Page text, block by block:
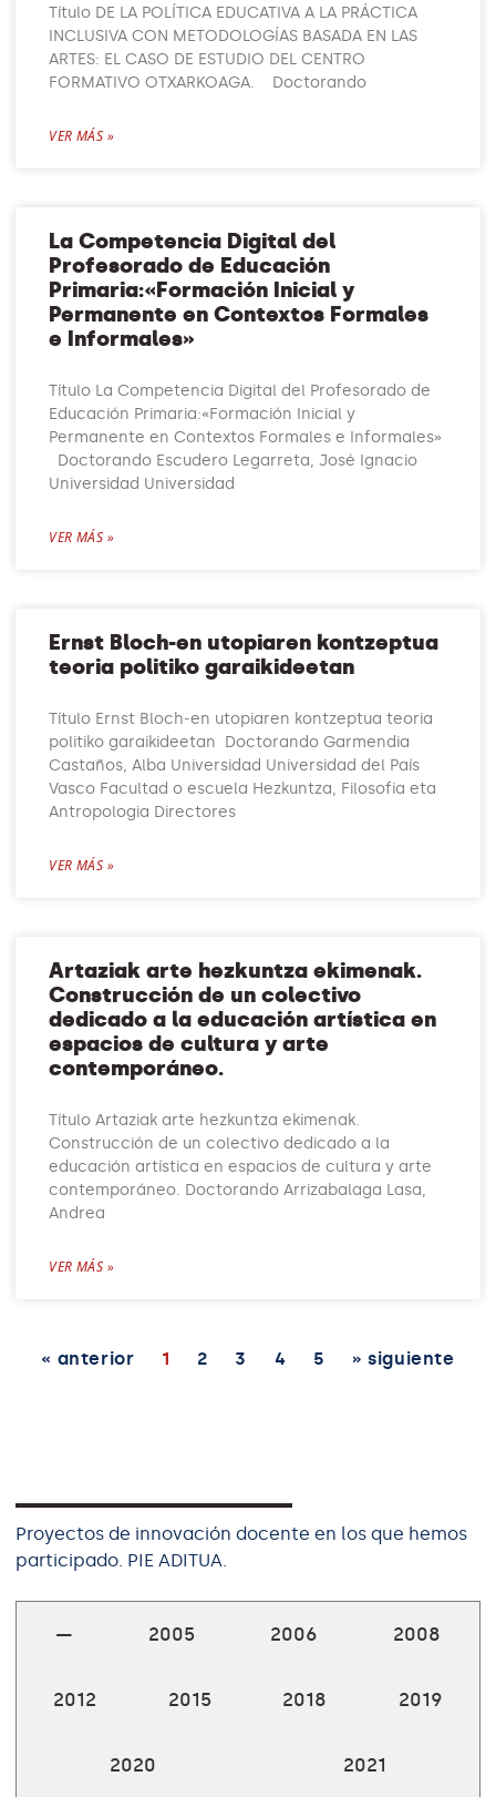
Título DE LA POLÍTICA EDUCATIVA A LA PRÁCTICA
INCLUSIVA CON METODOLOGÍAS BASADA EN LAS
ARTES: EL CASO DE ESTUDIO DEL CENTRO
FORMATIVO OTXARKOAGA. Doctorando
VER MÁS »
La Competencia Digital del
Profesorado de Educación
Primaria:«Formación Inicial y
Permanente en Contextos Formales
e Informales»
Título La Competencia Digital del Profesorado de
Educación Primaria:«Formación Inicial y
Permanente en Contextos Formales e Informales»
Doctorando Escudero Legarreta, José Ignacio
Universidad Universidad
VER MÁS »
Ernst Bloch-en utopiaren kontzeptua
teoria politiko garaikideetan
Título Ernst Bloch-en utopiaren kontzeptua teoria
politiko garaikideetan Doctorando Garmendia
Castaños, Alba Universidad Universidad del País
Vasco Facultad o escuela Hezkuntza, Filosofia eta
Antropologia Directores
VER MÁS »
Artaziak arte hezkuntza ekimenak.
Construcción de un colectivo
dedicado a la educación artística en
espacios de cultura y arte
contemporáneo.
Título Artaziak arte hezkuntza ekimenak.
Construcción de un colectivo dedicado a la
educación artística en espacios de cultura y arte
contemporáneo. Doctorando Arrizabalaga Lasa,
Andrea
VER MÁS »
« anterior 1 2 3 4 5 » siguiente
Proyectos de innovación docente en los que hemos
participado. PIE ADITUA.
— 2005 2006 2008
2012 2015 2018 2019
2020 2021